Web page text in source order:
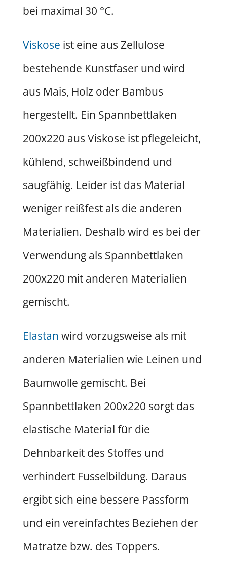
bei maximal 30 °C.
Viskose ist eine aus Zellulose
bestehende Kunstfaser und wird
aus Mais, Holz oder Bambus
hergestellt. Ein Spannbettlaken
200x220 aus Viskose ist pflegeleicht,
kühlend, schweißbindend und
saugfähig. Leider ist das Material
weniger reißfest als die anderen
Materialien. Deshalb wird es bei der
Verwendung als Spannbettlaken
200x220 mit anderen Materialien
gemischt.
Elastan wird vorzugsweise als mit
anderen Materialien wie Leinen und
Baumwolle gemischt. Bei
Spannbettlaken 200x220 sorgt das
elastische Material für die
Dehnbarkeit des Stoffes und
verhindert Fusselbildung. Daraus
ergibt sich eine bessere Passform
und ein vereinfachtes Beziehen der
Matratze bzw. des Toppers.